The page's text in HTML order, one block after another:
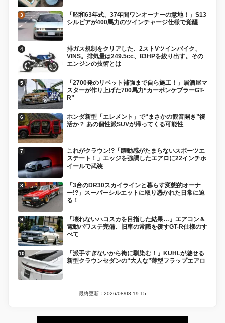
「昭和63年式、37年間ワンオーナーの意地！」S13
シルビアが400馬力のツインチャージ仕様で覚醒
排ガス規制をクリアした、2ストVツインバイク、
VINS。排気量は249.5cc、83HPを絞り出す。その
エンジンの技術とは
「2700発のリベット補強まで自ら施工！」居酒屋マ
スターが作り上げた700馬力“カーボンケブラーGT-
R”
ホンダ新型「エレメント」で“まさかの観音開き”復
活か？ あの個性派SUVが帰ってくる可能性
これがクラウン!?「躍動感がたまらないスポーツエ
ステート！」エッジを強調したエアロに22インチホ
イールで武装
「3台のDR30スカイラインと暮らす変態的オーナ
ー!?」スーパーシルエットに取り憑かれた日常に迫
る！
「壊れないハコスカを目指した結果…」エアコン＆
電動パワステ完備、旧車の常識を覆すGT-R仕様のす
べて
「派手すぎないから街に馴染む！」KUHLが魅せる
新型クラウンセダンの“大人な”薄型フラップエアロ
最終更新：2026/08/08 19:15